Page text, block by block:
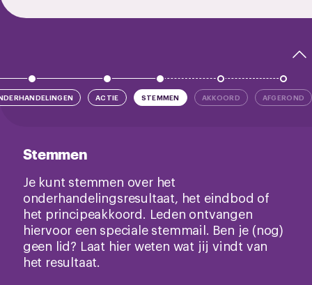
ACTIE STEMMEN AKKOORD AFGEROND
Stemmen
Je kunt stemmen over het
onderhandelingsresultaat, het eindbod of
het principeakkoord. Leden ontvangen
hiervoor een speciale stemmail. Ben je (nog)
geen lid? Laat hier weten wat jij vindt van
het resultaat.